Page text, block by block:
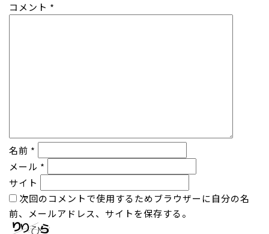
コメント *
名前 *
メール *
サイト
次回のコメントで使用するためブラウザーに自分の名
前、メールアドレス、サイトを保存する。